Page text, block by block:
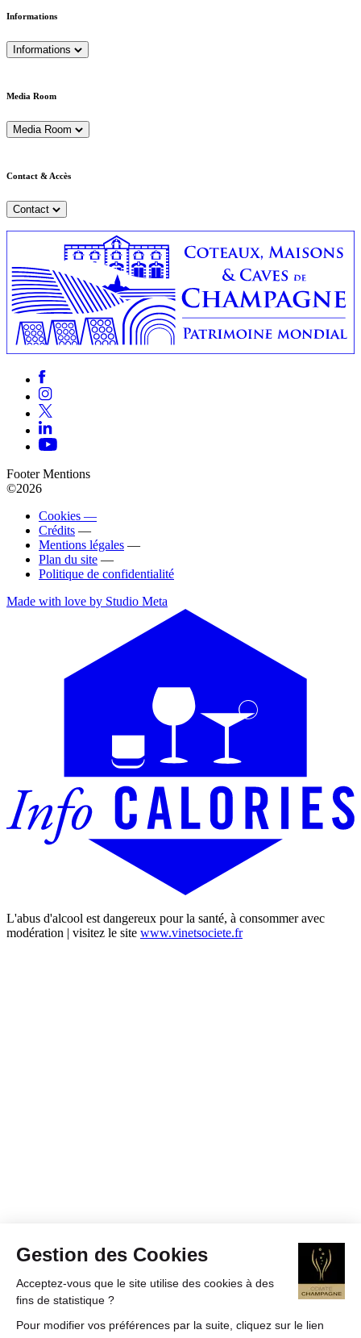
Gestion des Cookies
Acceptez-vous que le site utilise des cookies à des
fins de statistique ?
Pour modifier vos préférences par la suite, cliquez sur le lien
Informations
Informations
Media Room
Media Room
Contact & Accès
Contact
Footer Mentions
©2026
Cookies —
Crédits —
Mentions légales —
Plan du site —
Politique de confidentialité
Made with love by Studio Meta
L'abus d'alcool est dangereux pour la santé, à consommer avec
modération | visitez le site www.vinetsociete.fr